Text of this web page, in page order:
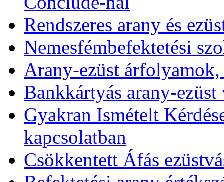
Rendszeres arany és
Nemesfémbefektetési
Arany-ezüst
Bankkártyás arany-
Gyakran Ismételt
kapcsolatban
Csökkentett Áfás